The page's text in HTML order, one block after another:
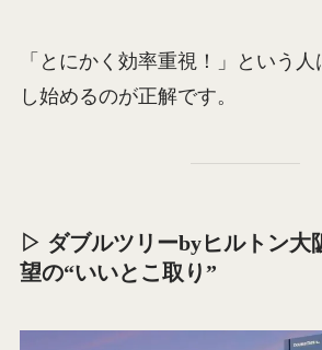
「とにかく効率重視！」という
し始めるのが正解です。
▷ ダブルツリーbyヒルトン大
望の“いいとこ取り”